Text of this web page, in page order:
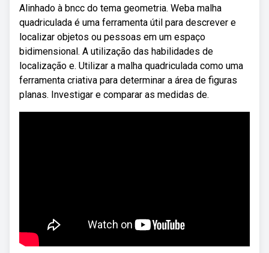
Alinhado à bncc do tema geometria. Weba malha
quadriculada é uma ferramenta útil para descrever e
localizar objetos ou pessoas em um espaço
bidimensional. A utilização das habilidades de
localização e. Utilizar a malha quadriculada como uma
ferramenta criativa para determinar a área de figuras
planas. Investigar e comparar as medidas de.